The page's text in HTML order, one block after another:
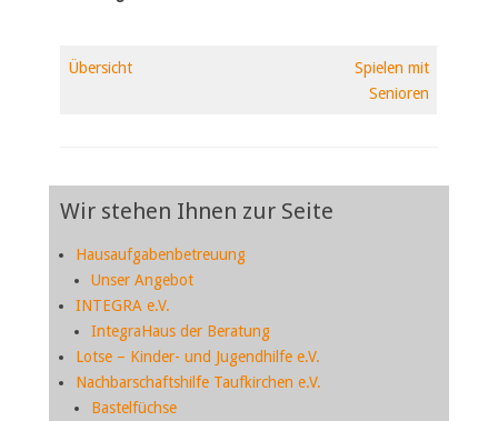
Übersicht
Spielen mit
Senioren
Wir stehen Ihnen zur Seite
Hausaufgabenbetreuung
Unser Angebot
INTEGRA e.V.
IntegraHaus der Beratung
Lotse – Kinder- und Jugendhilfe e.V.
Nachbarschaftshilfe Taufkirchen e.V.
Bastelfüchse